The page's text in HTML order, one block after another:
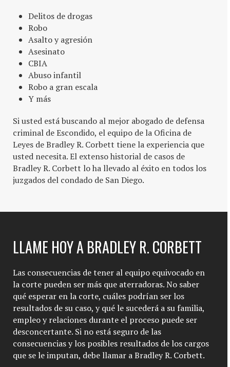
Delitos de drogas
Robo
Asalto y agresión
Asesinato
CBIA
Abuso infantil
Robo a gran escala
Y más
Si usted está buscando al mejor abogado de defensa
criminal de Escondido, el equipo de la Oficina de
Leyes de Bradley R. Corbett tiene la experiencia que
usted necesita. El extenso historial de casos de
Bradley R. Corbett lo ha llevado al éxito en todos los
juzgados del condado de San Diego.
LLAME HOY A BRADLEY R. CORBETT
Las consecuencias de tener al equipo equivocado en
la corte pueden ser más que aterradoras. No saber
qué esperar en la corte, cuáles podrían ser los
resultados de su caso, y qué le sucederá a su familia,
empleo y relaciones durante el proceso puede ser
desconcertante. Si no está seguro de las
consecuencias y los posibles resultados de los cargos
que se le imputan, debe llamar a Bradley R. Corbett.